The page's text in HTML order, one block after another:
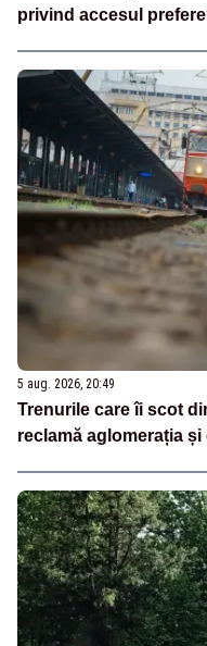
privind accesul
5 aug. 2026, 20:49
Trenurile care îi scot
reclamă aglomerația